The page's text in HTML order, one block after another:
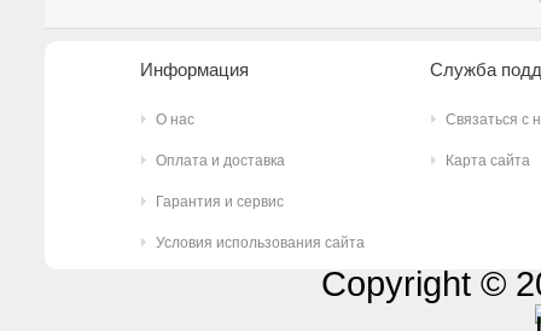
Информация
О нас
Оплата и доставка
Гарантия и сервис
Условия использования сайта
Служба
Связаться с
Карта сайта
Copyright ©